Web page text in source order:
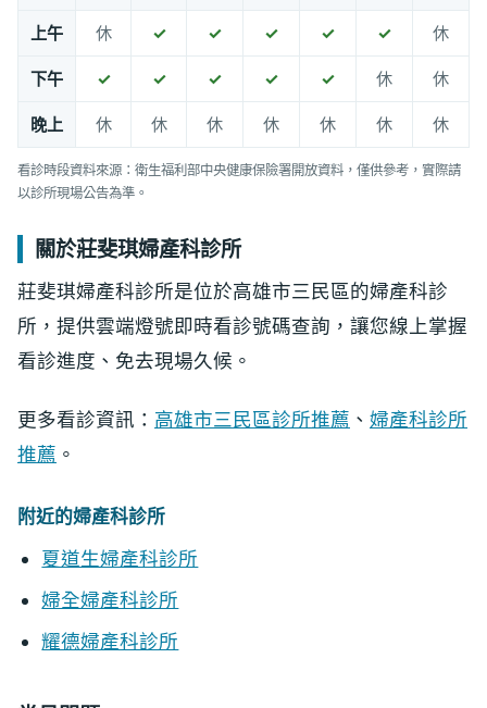
上午 休 ✓ ✓ ✓ ✓ ✓ 休
下午 ✓ ✓ ✓ ✓ ✓ 休 休
晚上 休 休 休 休 休 休 休
看診時段資料來源：衛生福利部中央健康保險署開放資料，僅供參考，實際請
以診所現場公告為準。
關於莊斐琪婦產科診所
莊斐琪婦產科診所是位於高雄市三民區的婦產科診
所，提供雲端燈號即時看診號碼查詢，讓您線上掌握
看診進度、免去現場久候。
更多看診資訊： 高雄市三民區診所推薦 、 婦產科診所
推薦 。
附近的婦產科診所
夏道生婦產科診所
婦全婦產科診所
耀德婦產科診所